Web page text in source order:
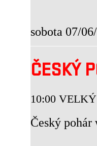
sobota 07/
ČESKÝ
10:00
Český